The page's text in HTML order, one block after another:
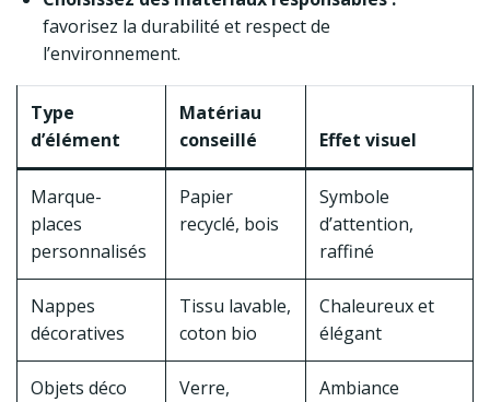
favorisez la durabilité et respect de
l’environnement.
Type
d’élément
Matériau
conseillé
Effet visuel
Marque-
places
personnalisés
Papier
recyclé, bois
Symbole
d’attention,
raffiné
Nappes
décoratives
Tissu lavable,
coton bio
Chaleureux et
élégant
Objets déco
Verre,
Ambiance